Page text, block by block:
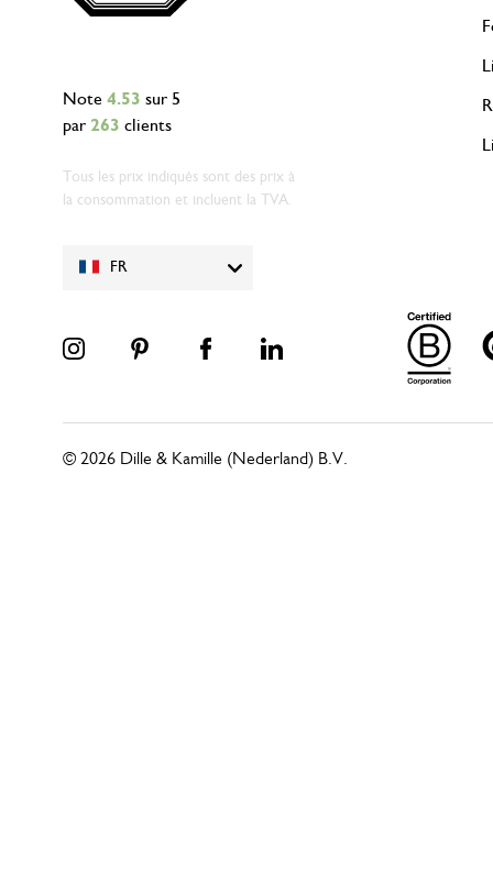
FR
Note 4.53 sur 5
par 263 clients
Tous les prix indiqués sont des prix à
la consommation et incluent la TVA.
© 2026 Dille & Kamille (Nederland) B.V.